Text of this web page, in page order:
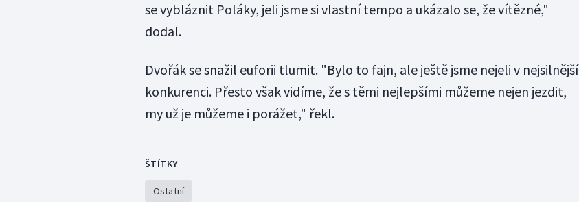
se vybláznit Poláky, jeli jsme si vlastní tempo a ukázalo se, že vítězné,"
dodal.
Dvořák se snažil euforii tlumit. "Bylo to fajn, ale ještě jsme nejeli v nejsilnější
konkurenci. Přesto však vidíme, že s těmi nejlepšími můžeme nejen jezdit,
my už je můžeme i porážet," řekl.
ŠTÍTKY
Ostatní